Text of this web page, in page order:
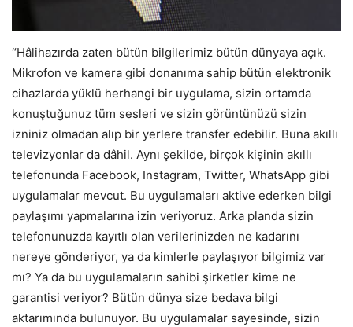
“Hâlihazırda zaten bütün bilgilerimiz bütün dünyaya açık.
Mikrofon ve kamera gibi donanıma sahip bütün elektronik
cihazlarda yüklü herhangi bir uygulama, sizin ortamda
konuştuğunuz tüm sesleri ve sizin görüntünüzü sizin
izniniz olmadan alıp bir yerlere transfer edebilir. Buna akıllı
televizyonlar da dâhil. Aynı şekilde, birçok kişinin akıllı
telefonunda Facebook, Instagram, Twitter, WhatsApp gibi
uygulamalar mevcut. Bu uygulamaları aktive ederken bilgi
paylaşımı yapmalarına izin veriyoruz. Arka planda sizin
telefonunuzda kayıtlı olan verilerinizden ne kadarını
nereye gönderiyor, ya da kimlerle paylaşıyor bilgimiz var
mı? Ya da bu uygulamaların sahibi şirketler kime ne
garantisi veriyor? Bütün dünya size bedava bilgi
aktarımında bulunuyor. Bu uygulamalar sayesinde, sizin